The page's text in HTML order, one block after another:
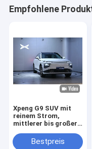
Empfohlene
Xpeng G9 SUV mit
reinem Strom,
mittlerer bis großer,
einzigartiges Design
von Xiaopeng
Bestpreis